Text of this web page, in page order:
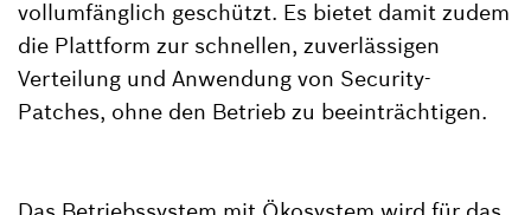
vollumfänglich geschützt. Es bietet damit zudem
die Plattform zur schnellen, zuverlässigen
Verteilung und Anwendung von Security-
Patches, ohne den Betrieb zu beeinträchtigen.